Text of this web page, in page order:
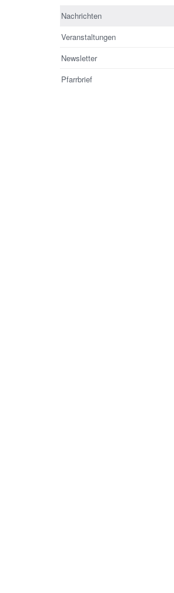
Nachrichten
Veranstaltungen
Newsletter
Pfarrbrief